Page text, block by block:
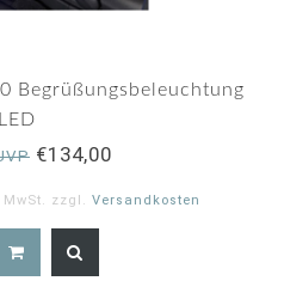
Begrüßungsbeleuchtung
LED
€134,00
zzgl. Versandkosten